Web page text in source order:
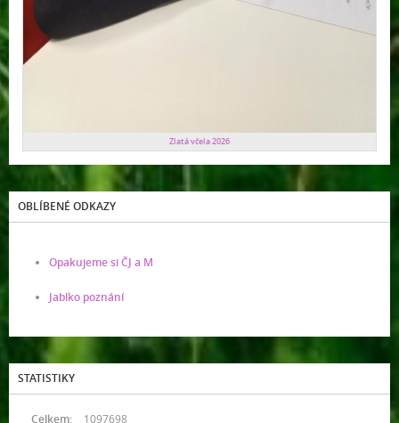
Zlatá včela 2026
OBLÍBENÉ ODKAZY
Opakujeme si ČJ a M
Jablko poznání
STATISTIKY
Celkem: 1097698